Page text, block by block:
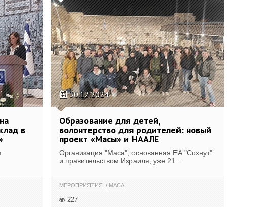
в
30.12.2024
Образование для детей,
волонтерство для родителей: новый
проект «Масы» и НААЛЕ
Организация "Маса", основанная ЕА "Сохнут"
и правительством Израиля, уже 21...
МЕРОПРИЯТИЯ МАСА
227